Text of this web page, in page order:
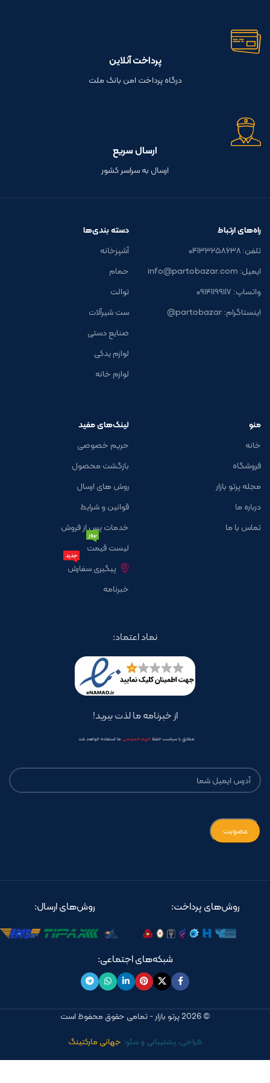
پرداخت آنلاین
درگاه پرداخت امن بانک ملت
ارسال سریع
ارسال به سراسر کشور
راه‌های ارتباط
تلفن: ۰۴۱۳۳۲۵۸۶۳۸
ایمیل: info@partobazar.com
واتساپ: ۰۹۱۴۱۱۹۹۱۱۷
اینستاگرام: partobazar@
دسته بندی‌ها
آشپزخانه
حمام
توالت
ست شیرآلات
صنایع دستی
لوازم یدکی
لوازم خانه
منو
خانه
فروشگاه
مجله پرتو بازار
درباره ما
تماس با ما
لینک‌های مفید
حریم خصوصی
بازگشت محصول
روش های ارسال
قوانین و شرایط
خدمات پس از فروش
لیست قیمت
بروز
پیگیری سفارش
جدید
خبرنامه
نماد اعتماد:
از خبرنامه ما لذت ببرید!
مطابق با سیاست حفظحریم خصوصی ما استفاده خواهد شد
روش‌های پرداخت: روش‌های ارسال:
شبکه‌های اجتماعی:
© 2026 پرتو بازار - تمامی حقوق محفوظ است
طراحی، پشتیبانی و سئو: جهانی مارکتینگ